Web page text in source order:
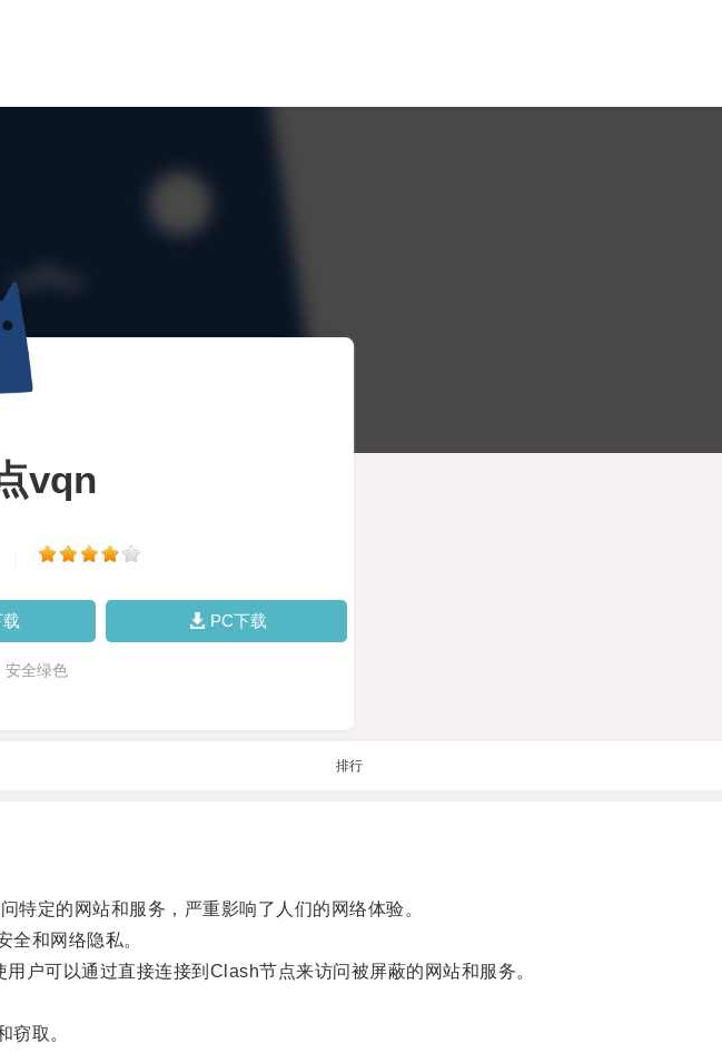
vqn
PC下载
安全绿色
排行
定的网站和服务，严重影响了人们的网络体验。
和网络隐私。
可以通过直接连接到Clash节点来访问被屏蔽的网站和服务。
取。